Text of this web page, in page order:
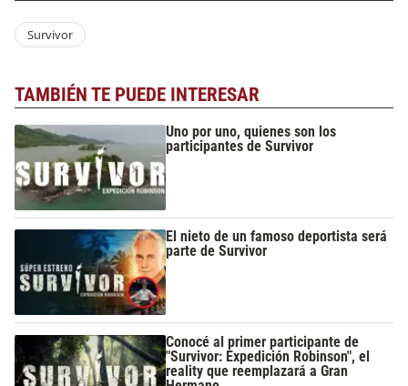
Survivor
TAMBIÉN TE PUEDE INTERESAR
Uno por uno, quienes son los
participantes de Survivor
El nieto de un famoso deportista será
parte de Survivor
Conocé al primer participante de
"Survivor: Expedición Robinson", el
reality que reemplazará a Gran